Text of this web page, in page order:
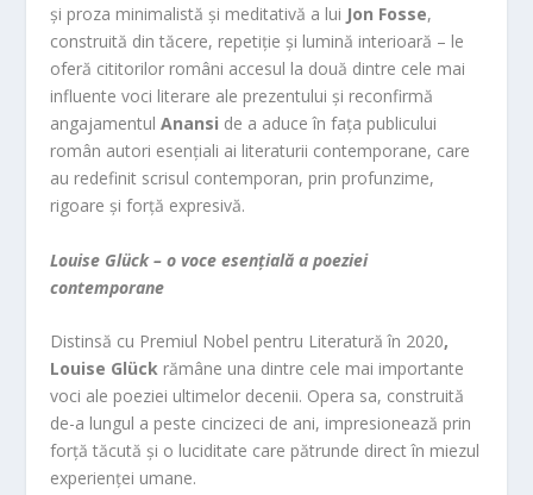
și proza minimalistă și meditativă a lui Jon Fosse,
construită din tăcere, repetiție și lumină interioară – le
oferă cititorilor români accesul la două dintre cele mai
influente voci literare ale prezentului și reconfirmă
angajamentulAnansi de a aduce în fața publicului
român autori esențiali ai literaturii contemporane, care
au redefinit scrisul contemporan, prin profunzime,
rigoare și forță expresivă.
Louise Glück – o voce esențială a poeziei
contemporane
Distinsă cu Premiul Nobel pentru Literatură în 2020,
Louise Glück rămâne una dintre cele mai importante
voci ale poeziei ultimelor decenii. Opera sa, construită
de-a lungul a peste cincizeci de ani, impresionează prin
forță tăcută și o luciditate care pătrunde direct în miezul
experienței umane.